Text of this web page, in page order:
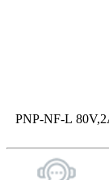
PNP-NF-L